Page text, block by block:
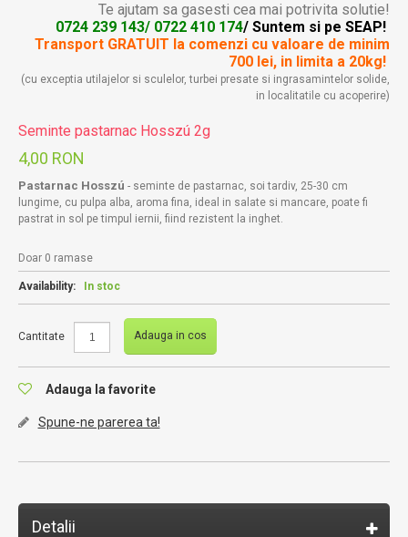
Te ajutam sa gasesti cea mai potrivita solutie!
0724 239 143/ 0722 410 174/ Suntem si pe SEAP!
Transport GRATUIT la comenzi cu valoare de minim
700 lei, in limita a 20kg!
(cu exceptia utilajelor si sculelor, turbei presate si ingrasamintelor solide,
in localitatile cu acoperire)
Seminte pastarnac Hosszú 2g
4,00 RON
Pastarnac Hosszú - seminte de pastarnac, soi tardiv, 25-30 cm
lungime, cu pulpa alba, aroma fina, ideal in salate si mancare, poate fi
pastrat in sol pe timpul iernii, fiind rezistent la inghet.
Doar 0 ramase
Availability: In stoc
Cantitate Adauga in cos
Adauga la favorite
Spune-ne parerea ta!
Detalii